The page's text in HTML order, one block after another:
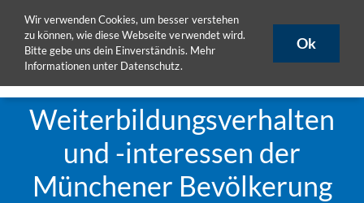
Inhalt
springen
ULB ULB-Katalog HISLSF
Toggle
Aktuelles
Projekte
Publikationen
Seminare
Weiterbildungsverhalten
und -interessen der
Münchener Bevölkerung
Wir verwenden Cookies, um besser verstehen
zu können, wie diese Webseite verwendet wird.
Bitte gebe uns dein Einverständnis. Mehr
Informationen unter Datenschutz.
Ok